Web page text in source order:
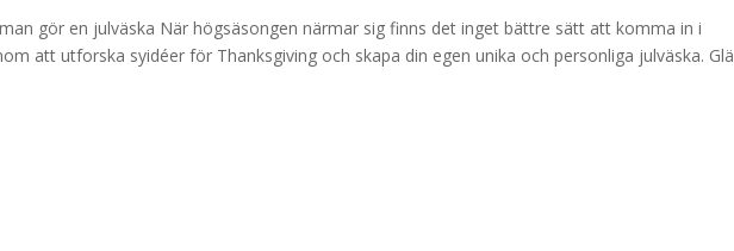
gör en julväska När högsäsongen närmar sig finns det inget bättre sätt att komma in i
att utforska syidéer för Thanksgiving och skapa din egen unika och personliga julväska.